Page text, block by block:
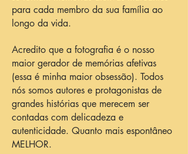
para cada membro da sua família ao
longo da vida.
Acredito que a fotografia é o nosso
maior gerador de memórias afetivas
(essa é minha maior obsessão). Todos
nós somos autores e protagonistas de
grandes histórias que merecem ser
contadas com delicadeza e
autenticidade. Quanto mais espontâneo
MELHOR.